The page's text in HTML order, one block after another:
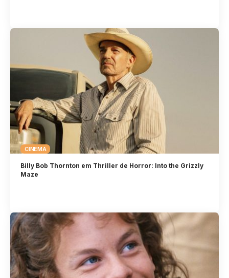
CINEMA
Billy Bob Thornton em Thriller de Horror: Into the Grizzly
Maze